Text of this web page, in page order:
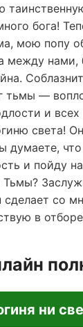
бога!
мою попу
между нами,
тьмы —
и
света!
думаете,
и пойду
Тьмы?
со
в
ни